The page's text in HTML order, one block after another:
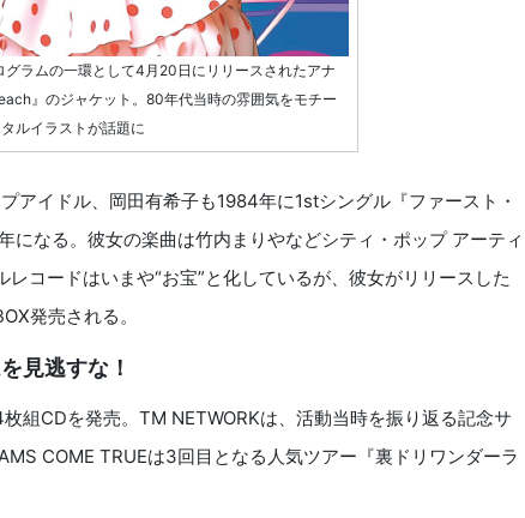
ラムの一環として4月20日にリリースされたアナ
』のジャケット。80年代当時の雰囲気をモチー
ルイラストが話題に
イドル、岡田有希子も1984年に1stシングル『ファースト・
になる。彼女の楽曲は竹内まりやなどシティ・ポップ アーティ
コードはいまや“お宝”と化しているが、彼女がリリースした
発売される。
見逃すな！
組CDを発売。TM NETWORKは、活動当時を振り返る記念サ
COME TRUEは3回目となる人気ツアー『裏ドリワンダーラ